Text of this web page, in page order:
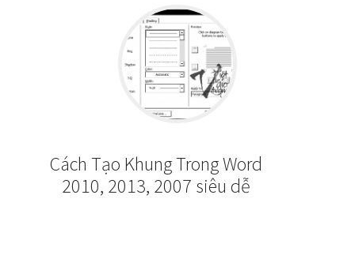
Cách Tạo Khung Trong Word
2010, 2013, 2007 siêu dễ